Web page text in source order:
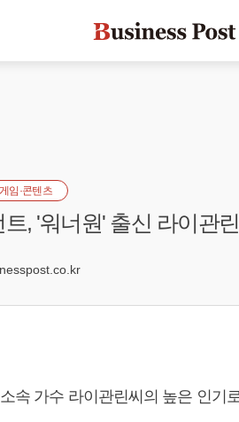
임·콘텐츠
, '워너원' 출신 라이관
속 가수 라이관린씨의 높은 인기